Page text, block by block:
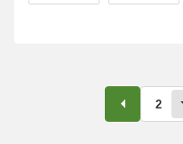
2